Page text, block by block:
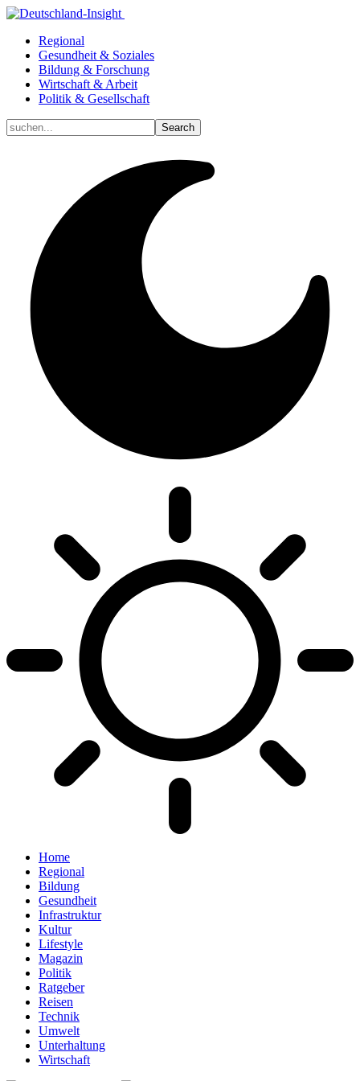
Regional
Gesundheit & Soziales
Bildung & Forschung
Wirtschaft & Arbeit
Politik & Gesellschaft
Home
Regional
Bildung
Gesundheit
Infrastruktur
Kultur
Lifestyle
Magazin
Politik
Ratgeber
Reisen
Technik
Umwelt
Unterhaltung
Wirtschaft